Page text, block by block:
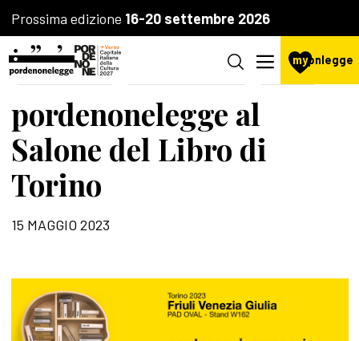
Prossima edizione 16-20 settembre 2026
mypnlegge
LA FONDAZIONE
POESIA
pordenonelegge al
Salone del Libro di
Torino
15 MAGGIO 2023